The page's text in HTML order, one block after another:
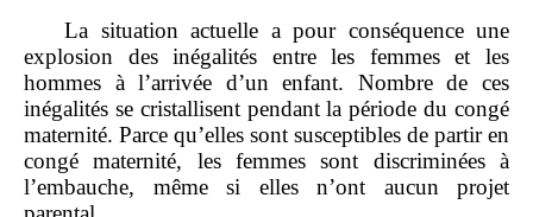
La situation actuelle a pour conséquence une
explosion des inégalités entre les femmes et les
hommes à l’arrivée d’un enfant. Nombre de ces
inégalités se cristallisent pendant la période du congé
maternité. Parce qu’elles sont susceptibles de partir en
congé maternité, les femmes sont discriminées à
l’embauche, même si elles n’ont aucun projet